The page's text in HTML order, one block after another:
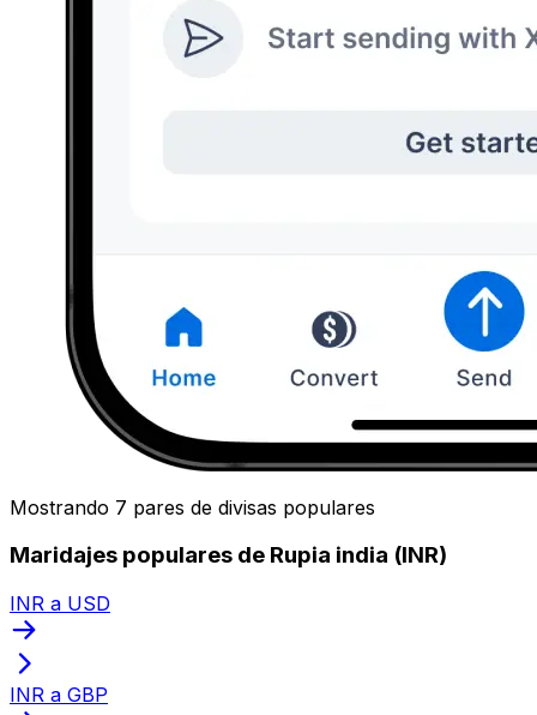
Mostrando 7 pares de divisas populares
Maridajes populares de Rupia india (INR)
INR a USD
INR a GBP